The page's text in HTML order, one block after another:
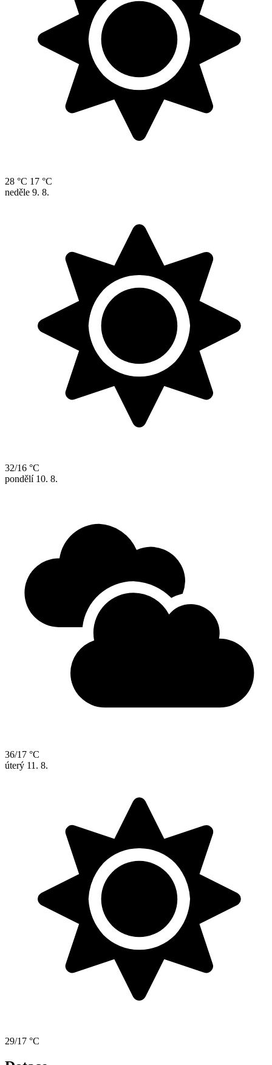
28 °C 17 °C
neděle 9. 8.
32/16 °C
pondělí 10. 8.
36/17 °C
úterý 11. 8.
29/17 °C